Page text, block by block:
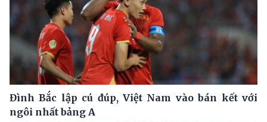
Đình Bắc lập cú đúp, Việt Nam vào bán kết với
ngôi nhất bảng A